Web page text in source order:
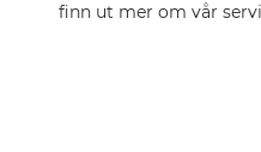
finn ut mer om vår